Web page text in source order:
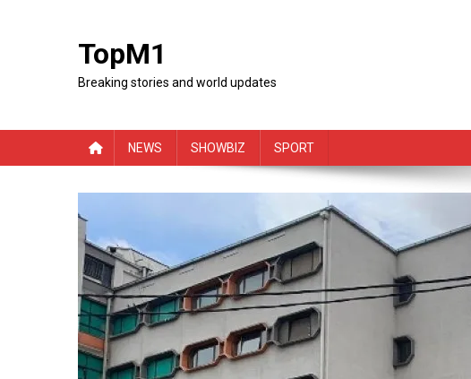
TopM1
Breaking stories and world updates
NEWS SHOWBIZ SPORT